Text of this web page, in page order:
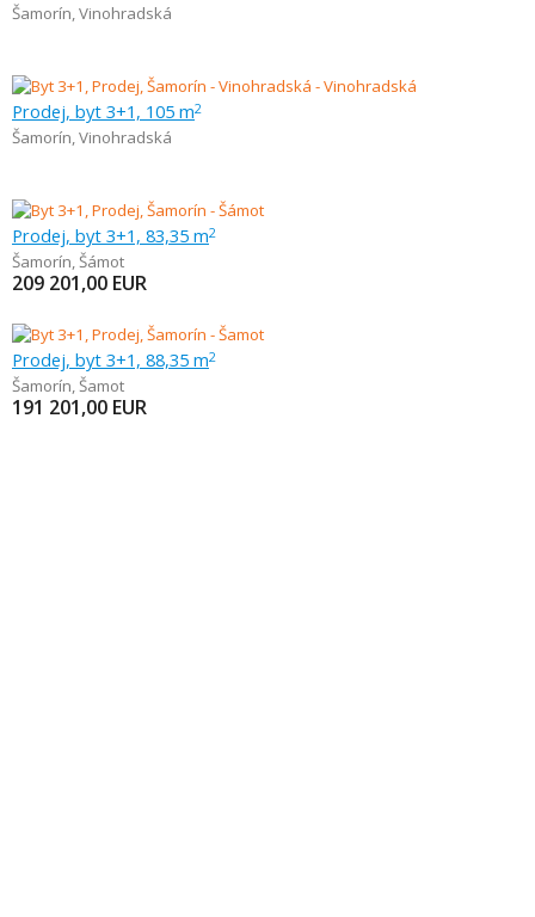
Šamorín,Vinohradská
Prodej, byt 3+1, 105 m2
Šamorín,Vinohradská
Prodej, byt 3+1, 83,35 m2
Šamorín,Šámot
209 201,00 EUR
Prodej, byt 3+1, 88,35 m2
Šamorín,Šamot
191 201,00 EUR